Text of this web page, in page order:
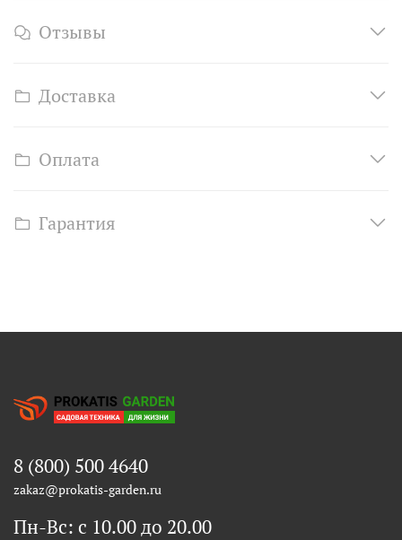
Отзывы
Доставка
Оплата
Гарантия
8 (800) 500 4640
zakaz@prokatis-garden.ru
Пн-Вс: с 10.00 до 20.00